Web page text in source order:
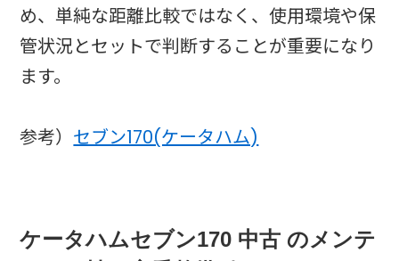
め、単純な距離比較ではなく、使用環境や保
管状況とセットで判断することが重要になり
ます。
参考） セブン170(ケータハム)
ケータハムセブン170 中古 のメンテ